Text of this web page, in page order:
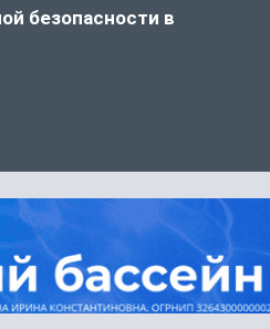
безопасности в